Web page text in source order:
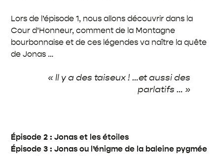
Lors de l’épisode 1, nous allons découvrir dans la
Cour d’Honneur, comment de la Montagne
bourbonnaise et de ces légendes va naître la quête
de Jonas …
« Il y a des taiseux ! …et aussi des
parlatifs … »
Épisode 2 : Jonas et les étoiles
Épisode 3 : Jonas ou l’énigme de la baleine pygmée